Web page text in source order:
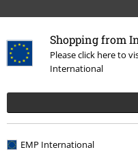
Shopping from
Please click here to
International
EMP International
Onze klantenservice
Bereikbaar: maandag van
Klantenservice